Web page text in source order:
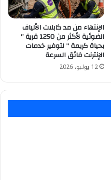
الإنتهاء من مد كابلات الألياف
الضوئية لأكثر من 1250 قرية ”
بحياة كريمة ” لتوفير خدمات
الإنترنت فائق السرعة
12 يوليو، 2026